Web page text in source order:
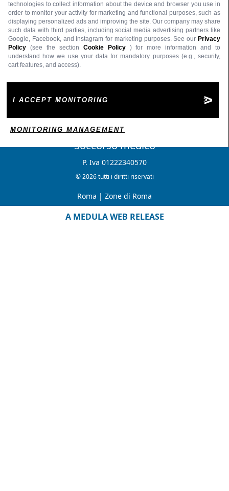
Soccorso medico
P. Iva 01222340570
© 2026 tutti i diritti riservati
Roma | Zone di Roma
A MEDULA WEB RELEASE
technologies to collect information about the device and browser you use in
order to monitor your activity for marketing and functional purposes, such as
displaying personalized ads and improving the site. Our company may share
such data with third parties, including social media advertising partners like
Google, Facebook, and Instagram for marketing purposes. See our Privacy
Policy (see the section Cookie Policy
) for more information and to
understand how we use your data for mandatory purposes (e.g., security,
cart features, and access).
I ACCEPT MONITORING
MONITORING MANAGEMENT